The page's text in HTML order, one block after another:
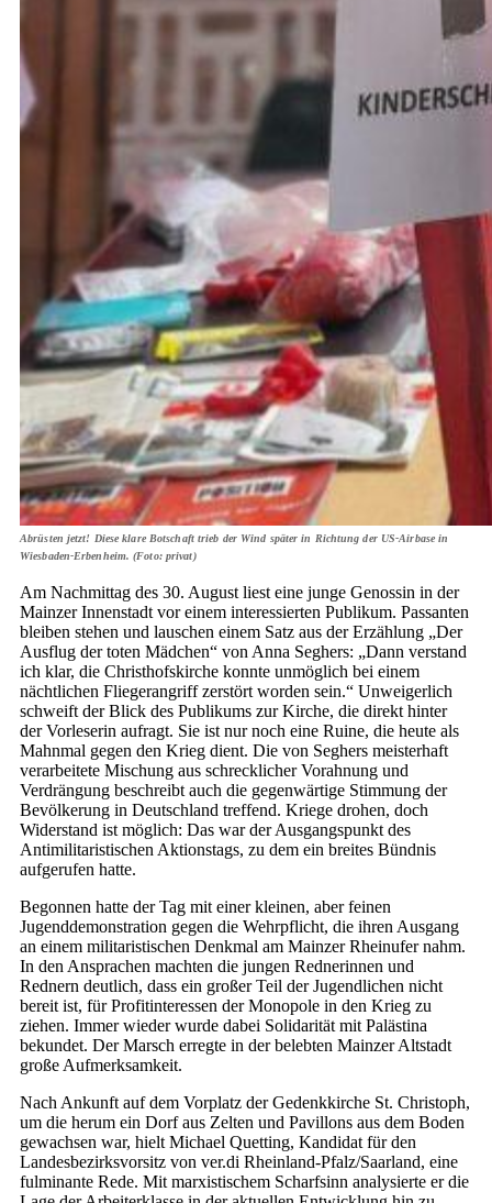
Abrüsten jetzt! Diese klare Botschaft trieb der Wind später in Richtung der US-Airbase in
Wiesbaden-Erbenheim. (Foto: privat)
Am Nachmittag des 30. August liest eine junge Genossin in der
Mainzer Innenstadt vor einem interessierten Publikum. Passanten
bleiben stehen und lauschen einem Satz aus der Erzählung „Der
Ausflug der toten Mädchen“ von Anna Seghers: „Dann verstand
ich klar, die Christhofskirche konnte unmöglich bei einem
nächtlichen Fliegerangriff zerstört worden sein.“ Unweigerlich
schweift der Blick des Publikums zur Kirche, die direkt hinter
der Vorleserin aufragt. Sie ist nur noch eine Ruine, die heute als
Mahnmal gegen den Krieg dient. Die von Seghers meisterhaft
verarbeitete Mischung aus schrecklicher Vorahnung und
Verdrängung beschreibt auch die gegenwärtige Stimmung der
Bevölkerung in Deutschland treffend. Kriege drohen, doch
Widerstand ist möglich: Das war der Ausgangspunkt des
Antimilitaristischen Aktionstags, zu dem ein breites Bündnis
aufgerufen hatte.
Begonnen hatte der Tag mit einer kleinen, aber feinen
Jugenddemonstration gegen die Wehrpflicht, die ihren Ausgang
an einem militaristischen Denkmal am Mainzer Rheinufer nahm.
In den Ansprachen machten die jungen Rednerinnen und
Rednern deutlich, dass ein großer Teil der Jugendlichen nicht
bereit ist, für Profitinteressen der Monopole in den Krieg zu
ziehen. Immer wieder wurde dabei Solidarität mit Palästina
bekundet. Der Marsch erregte in der belebten Mainzer Altstadt
große Aufmerksamkeit.
Nach Ankunft auf dem Vorplatz der Gedenkkirche St. Christoph,
um die herum ein Dorf aus Zelten und Pavillons aus dem Boden
gewachsen war, hielt Michael Quetting, Kandidat für den
Landesbezirksvorsitz von ver.di Rheinland-Pfalz/Saarland, eine
fulminante Rede. Mit marxistischem Scharfsinn analysierte er die